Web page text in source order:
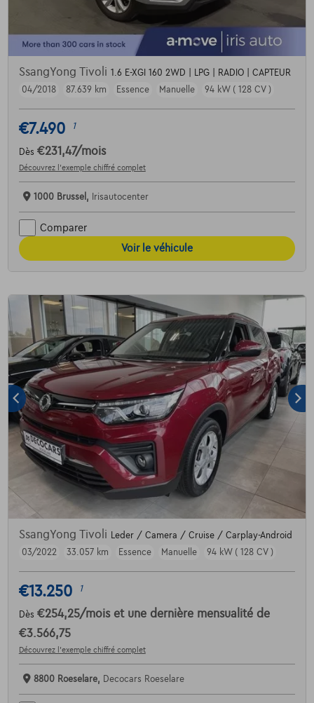
SsangYong Tivoli 1.6 E-XGI 160 2WD | LPG | RADIO | CAPTEUR
04/2018
87.639 km Essence Manuelle 94 kW ( 128 CV )
€7.490 1
Dès €231,47/mois
Découvrez l’exemple chiffré complet
1000 Brussel, Irisautocenter
Comparer
Voir le véhicule
SsangYong Tivoli
Leder / Camera / Cruise / Carplay-Android
03/2022
33.057 km Essence Manuelle 94 kW ( 128 CV )
€13.250 1
Dès €254,25/mois et une dernière mensualité de
€3.566,75
Découvrez l’exemple chiffré complet
8800 Roeselare, Decocars Roeselare